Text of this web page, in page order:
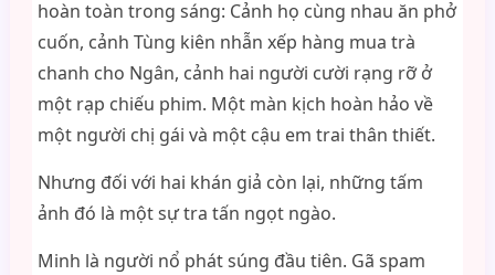
hoàn toàn trong sáng: Cảnh họ cùng nhau ăn phở
cuốn, cảnh Tùng kiên nhẫn xếp hàng mua trà
chanh cho Ngân, cảnh hai người cười rạng rỡ ở
một rạp chiếu phim. Một màn kịch hoàn hảo về
một người chị gái và một cậu em trai thân thiết.
Nhưng đối với hai khán giả còn lại, những tấm
ảnh đó là một sự tra tấn ngọt ngào.
Minh là người nổ phát súng đầu tiên. Gã spam